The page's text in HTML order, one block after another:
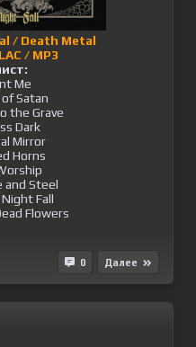
/ Death Metal
/ MP3
Me
Satan
the Grave
Dark
Mirror
Horns
and Steel
Fall
Flowers
0 Далее